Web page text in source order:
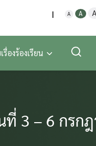
ารเกษตร กระทร
A Decrease
fontAReset
font
A
รื่องร้องเรียน
3 – 6 กรก